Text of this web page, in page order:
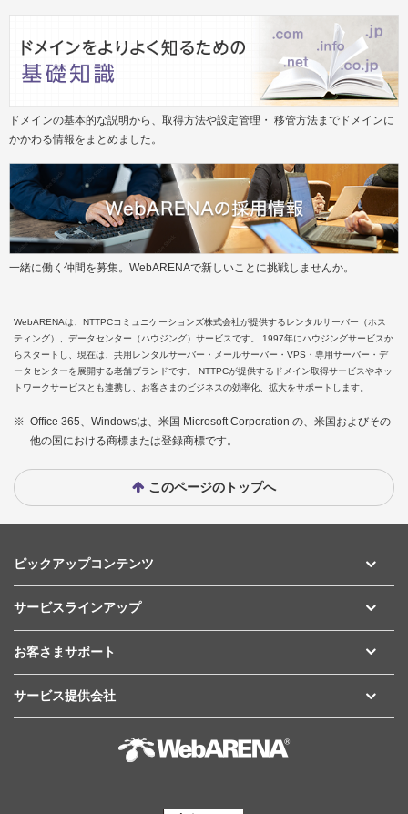
ドメインの基本的な説明から、取得方法や設定管理・ 移管方法までドメインに
かかわる情報をまとめました。
一緒に働く仲間を募集。WebARENAで新しいことに挑戦しませんか。
WebARENAは、NTTPCコミュニケーションズ株式会社が提供するレンタルサーバー（ホス
ティング）、データセンター（ハウジング）サービスです。 1997年にハウジングサービスか
らスタートし、現在は、共用レンタルサーバー・メールサーバー・VPS・専用サーバー・デ
ータセンターを展開する老舗ブランドです。 NTTPCが提供するドメイン取得サービスやネッ
トワークサービスとも連携し、お客さまのビジネスの効率化、拡大をサポートします。
※ Office 365、Windowsは、米国 Microsoft Corporation の、米国およびその
他の国における商標または登録商標です。
このページのトップへ
ピックアップコンテンツ
サービスラインアップ
お客さまサポート
サービス提供会社